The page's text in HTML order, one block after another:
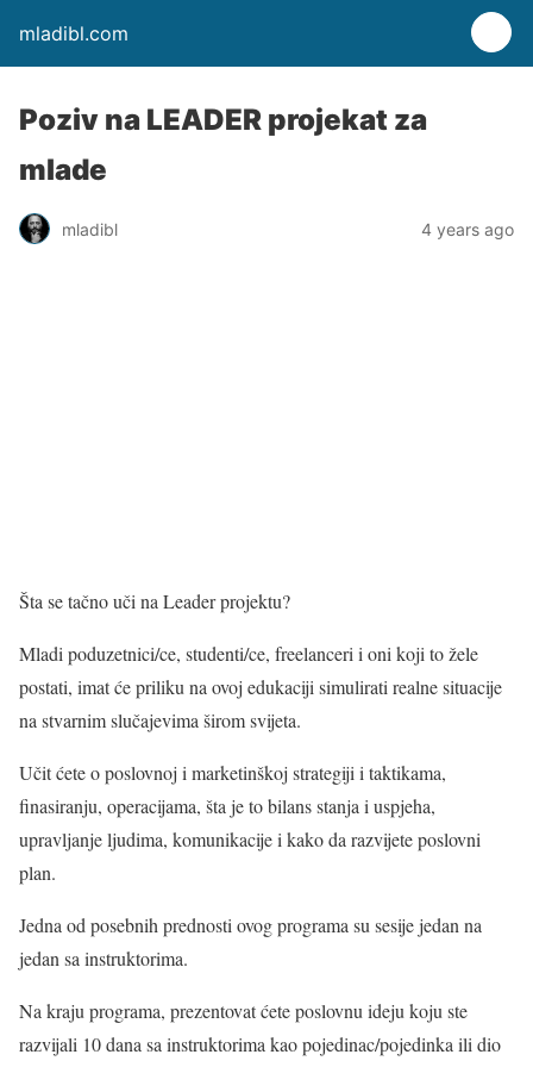
mladibl.com
Poziv na LEADER projekat za
mlade
mladibl 4 years ago
Šta se tačno uči na Leader projektu?
Mladi poduzetnici/ce, studenti/ce, freelanceri i oni koji to žele
postati, imat će priliku na ovoj edukaciji simulirati realne situacije
na stvarnim slučajevima širom svijeta.
Učit ćete o poslovnoj i marketinškoj strategiji i taktikama,
finasiranju, operacijama, šta je to bilans stanja i uspjeha,
upravljanje ljudima, komunikacije i kako da razvijete poslovni
plan.
Jedna od posebnih prednosti ovog programa su sesije jedan na
jedan sa instruktorima.
Na kraju programa, prezentovat ćete poslovnu ideju koju ste
razvijali 10 dana sa instruktorima kao pojedinac/pojedinka ili dio